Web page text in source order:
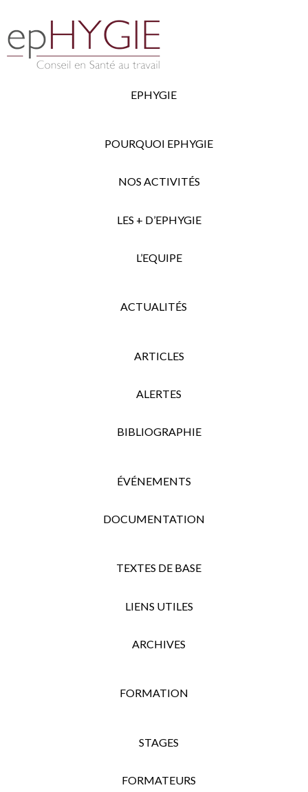
EPHYGIE
POURQUOI EPHYGIE
NOS ACTIVITÉS
LES + D’EPHYGIE
L’EQUIPE
ACTUALITÉS
ARTICLES
ALERTES
BIBLIOGRAPHIE
ÉVÉNEMENTS
DOCUMENTATION
TEXTES DE BASE
LIENS UTILES
ARCHIVES
FORMATION
STAGES
FORMATEURS